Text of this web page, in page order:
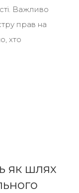
Важливо
прав на
хто
як шлях